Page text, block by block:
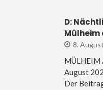
D:
Mülheim
8.
MÜLHEIM
August
Der